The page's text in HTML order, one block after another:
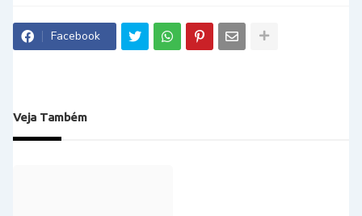
Facebook
Veja Também